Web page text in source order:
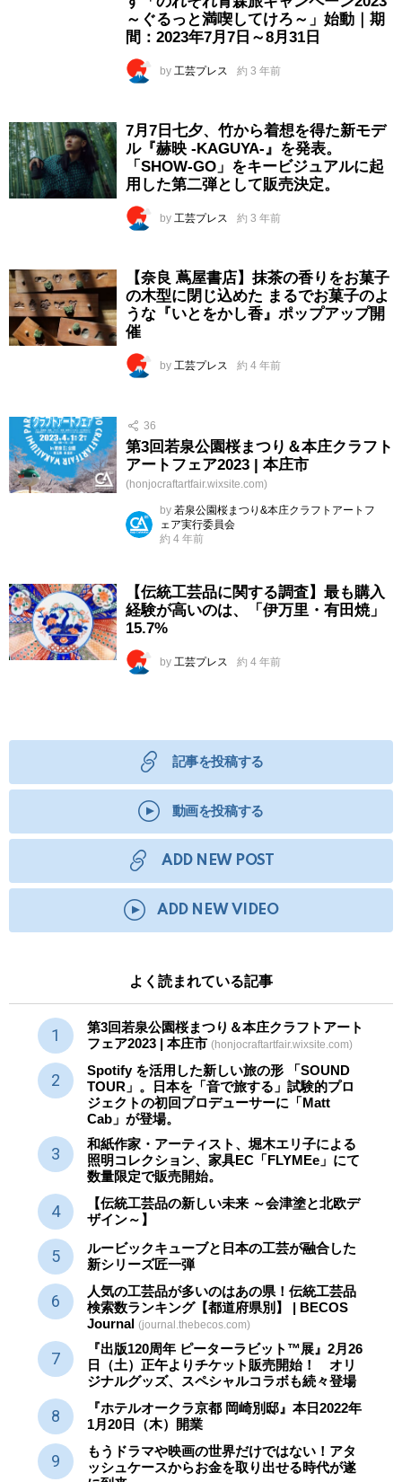
～ぐるっと満喫してけろ～」始動｜期
間：2023年7月7日～8月31日
by 工芸プレス 約 3 年前
7月7日七夕、竹から着想を得た新モデ
ル『赫映 -KAGUYA-』を発表。
「SHOW-GO」をキービジュアルに起
用した第二弾として販売決定。
by 工芸プレス 約 3 年前
【奈良 蔦屋書店】抹茶の香りをお菓子
の木型に閉じ込めた まるでお菓子のよ
うな『いとをかし香』ポップアップ開
催
by 工芸プレス 約 4 年前
36
第3回若泉公園桜まつり＆本庄クラフト
アートフェア2023 | 本庄市
(honjocraftartfair.wixsite.com)
by 若泉公園桜まつり&本庄クラフトアートフ
ェア実行委員会
約 4 年前
【伝統工芸品に関する調査】最も購入
経験が高いのは、「伊万里・有田焼」
15.7%
by 工芸プレス 約 4 年前
記事を投稿する
動画を投稿する
ADD NEW POST
ADD NEW VIDEO
よく読まれている記事
第3回若泉公園桜まつり＆本庄クラフトアート
フェア2023 | 本庄市 (honjocraftartfair.wixsite.com)
Spotify を活用した新しい旅の形 「SOUND
TOUR」。日本を「音で旅する」試験的プロ
ジェクトの初回プロデューサーに「Matt
Cab」が登場。
和紙作家・アーティスト、堀木エリ子による
照明コレクション、家具EC「FLYMEe」にて
数量限定で販売開始。
【伝統工芸品の新しい未来 ～会津塗と北欧デ
ザイン～】
ルービックキューブと日本の工芸が融合した
新シリーズ匠一弾
人気の工芸品が多いのはあの県！伝統工芸品
検索数ランキング【都道府県別】 | BECOS
Journal (journal.thebecos.com)
『出版120周年 ピーターラビット™展』2月26
日（土）正午よりチケット販売開始！ オリ
ジナルグッズ、スペシャルコラボも続々登場
『ホテルオークラ京都 岡崎別邸』本日2022年
1月20日（木）開業
もうドラマや映画の世界だけではない！アタ
ッシュケースからお金を取り出せる時代が遂